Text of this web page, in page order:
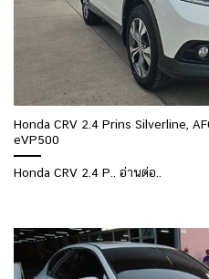
Honda CRV 2.4 Prins Silverline,
eVP500
Honda CRV 2.4 P.. อ่านต่อ..